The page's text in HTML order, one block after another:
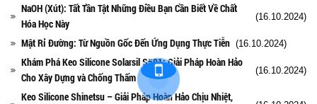
NaOH (Xút): Tất Tần Tật Những Điều Bạn Cần Biết Về Chất
Hóa Học Này
(16.10.2024)
Mật Rỉ Đường: Từ Nguồn Gốc Đến Ứng Dụng Thực Tiễn (16.10.2024)
Khám Phá Keo Silicone Solarsil S501: Giải Pháp Hoàn Hảo
Cho Xây Dựng và Chống Thấm
(16.10.2024)
Keo Silicone Shinetsu – Giải Pháp Hoàn Hảo Chịu Nhiệt,